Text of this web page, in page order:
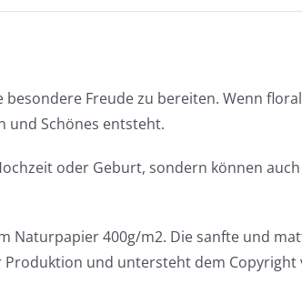
Freude zu bereiten. Wenn
und Schönes entsteht.
oder Geburt, sondern können
Naturpapier 400g/m2. Die sanfte und
und untersteht dem Copyright